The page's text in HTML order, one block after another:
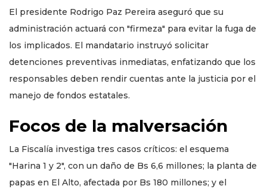
El presidente Rodrigo Paz Pereira aseguró que su
administración actuará con "firmeza" para evitar la fuga de
los implicados. El mandatario instruyó solicitar
detenciones preventivas inmediatas, enfatizando que los
responsables deben rendir cuentas ante la justicia por el
manejo de fondos estatales.
Focos de la malversación
La Fiscalía investiga tres casos críticos: el esquema
"Harina 1 y 2", con un daño de Bs 6,6 millones; la planta de
papas en El Alto, afectada por Bs 180 millones; y el